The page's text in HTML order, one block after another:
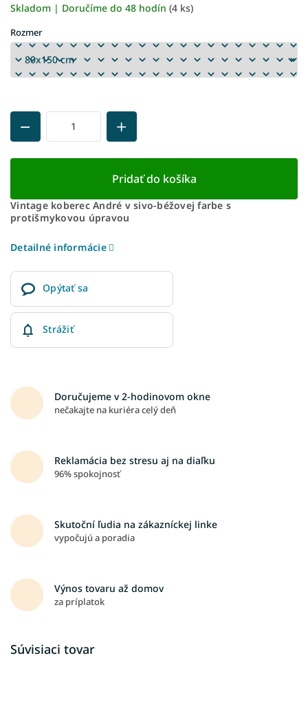
Jednotková
Skladom | Doručíme do 48 hodín (4 ks)
Rozmer
Pridať do košíka
Vintage koberec André v sivo-béžovej farbe s
protišmykovou úpravou
Detailné informácie
Opýtať sa
Strážiť
Doručujeme v 2-hodinovom okne
nečakajte na kuriéra celý deň
Reklamácia bez stresu aj na diaľku
96% spokojnosť
Skutoční ľudia na zákazníckej linke
vypočujú a poradia
Výnos tovaru až domov
za príplatok
Súvisiaci tovar